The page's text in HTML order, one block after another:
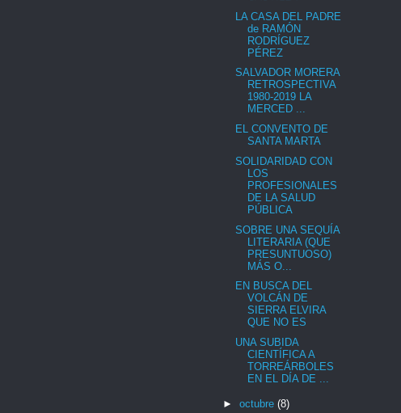
LA CASA DEL PADRE
de RAMÓN
RODRÍGUEZ
PÉREZ
SALVADOR MORERA
RETROSPECTIVA
1980-2019 LA
MERCED ...
EL CONVENTO DE
SANTA MARTA
SOLIDARIDAD CON
LOS
PROFESIONALES
DE LA SALUD
PÚBLICA
SOBRE UNA SEQUÍA
LITERARIA (QUE
PRESUNTUOSO)
MÁS O...
EN BUSCA DEL
VOLCÁN DE
SIERRA ELVIRA
QUE NO ES
UNA SUBIDA
CIENTÍFICA A
TORREÁRBOLES
EN EL DÍA DE ...
► octubre (8)